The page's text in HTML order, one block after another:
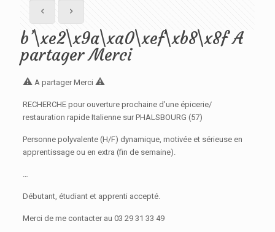
b’\xe2\x9a\xa0\xef\xb8\x8f A
partager Merci
⚠️A partager Merci ⚠️
RECHERCHE pour ouverture prochaine d’une épicerie/
restauration rapide Italienne sur PHALSBOURG (57)
Personne polyvalente (H/F) dynamique, motivée et sérieuse en
apprentissage ou en extra (fin de semaine).
…
Débutant, étudiant et apprenti accepté.
Merci de me contacter au 03 29 31 33 49